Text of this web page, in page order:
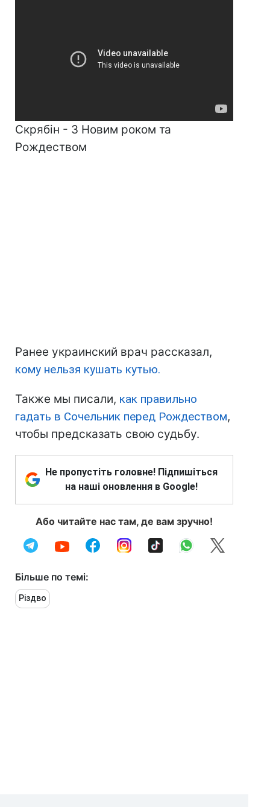
Скрябін - З Новим роком та
Рождеством
Ранее украинский врач рассказал,
кому нельзя кушать кутью.
Также мы писали, как правильно
гадать в Сочельник перед Рождеством,
чтобы предсказать свою судьбу.
Не пропустіть головне! Підпишіться
на наші оновлення в Google!
Або читайте нас там, де вам зручно!
Більше по темі:
Різдво